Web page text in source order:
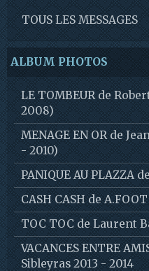
TOUS LES MESSAGES
ALBUM PHOTOS
LE TOMBEUR de
2008)
MENAGE EN OR de
- 2010)
PANIQUE AU PLAZZA
CASH CASH de
TOC TOC de Laurent
VACANCES ENTRE
Sibleyras 2013 - 2014